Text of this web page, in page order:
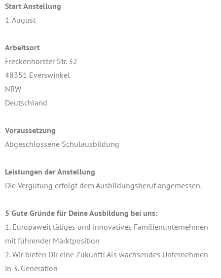
Start Anstellung
1. August
Arbeitsort
Freckenhorster Str. 32
48351 Everswinkel
NRW
Deutschland
Voraussetzung
Abgeschlossene Schulausbildung
Leistungen der Anstellung
Die Vergütung erfolgt dem Ausbildungsberuf angemessen.
5 Gute Gründe für Deine Ausbildung bei uns:
1. Europaweit tätiges und innovatives Familienunternehmen
mit führender Marktposition
2. Wir bieten Dir eine Zukunft! Als wachsendes Unternehmen
in 3. Generation